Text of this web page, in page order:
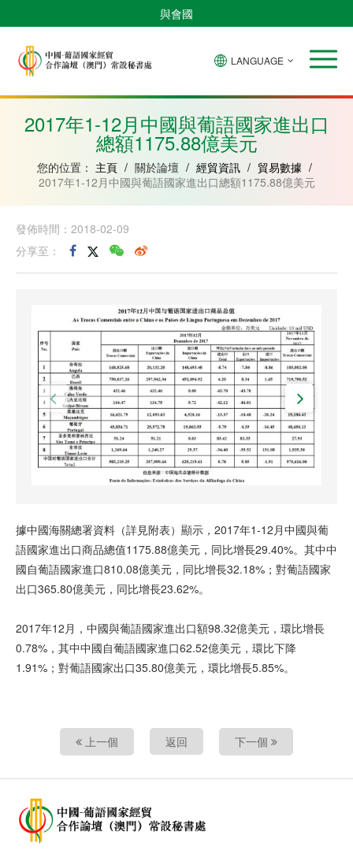
與會國
安
比
紹
內
亞
克
和
普
西
比
LANGUAGE
2017年1-12月中國與葡語國家進出口
總額1175.88億美元
您的位置： 主頁 / 關於論壇 / 經貿資訊 / 貿易數據 /
2017年1-12月中國與葡語國家進出口總額1175.88億美元
發佈時間：2018-02-09
分享至：
據中國海關總署資料（詳見附表）顯示，2017年1-12月中國與葡
語國家進出口商品總值1175.88億美元，同比增長29.40%。其中中
國自葡語國家進口810.08億美元，同比增長32.18%；對葡語國家
出口365.80億美元，同比增長23.62%。
2017年12月，中國與葡語國家進出口額98.32億美元，環比增長
0.78%，其中中國自葡語國家進口62.52億美元，環比下降
1.91%；對葡語國家出口35.80億美元，環比增長5.85%。
上一個 返回 下一個